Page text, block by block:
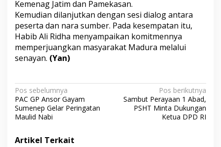
Kemenag Jatim dan Pamekasan.
Kemudian dilanjutkan dengan sesi dialog antara
peserta dan nara sumber. Pada kesempatan itu,
Habib Ali Ridha menyampaikan komitmennya
memperjuangkan masyarakat Madura melalui
senayan. (Yan)
N
a
v
i
Pos sebelumnya
PAC GP Ansor Gayam
Sumenep Gelar Peringatan
Maulid Nabi
Pos berikutnya
Sambut Perayaan 1 Abad,
PSHT Minta Dukungan
Ketua DPD RI
Artikel Terkait